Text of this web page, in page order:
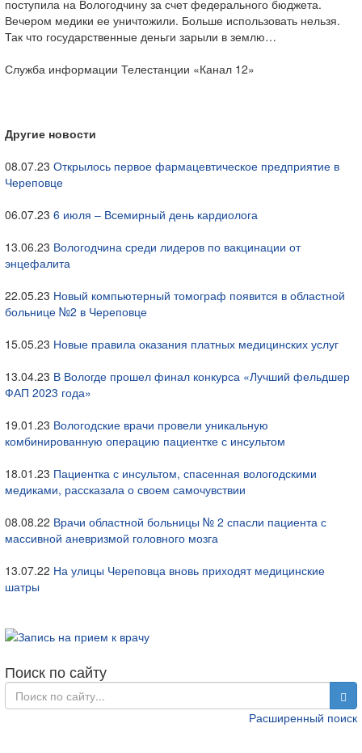
поступила на Вологодчину за счет федерального бюджета.
Вечером медики ее уничтожили. Больше использовать нельзя.
Так что государственные деньги зарыли в землю…
Служба информации Телестанции «Канал 12»
Другие новости
08.07.23 Открылось первое фармацевтическое предприятие в
Череповце
06.07.23 6 июля – Всемирный день кардиолога
13.06.23 Вологодчина среди лидеров по вакцинации от
энцефалита
22.05.23 Новый компьютерный томограф появится в областной
больнице №2 в Череповце
15.05.23 Новые правила оказания платных медицинских услуг
13.04.23 В Вологде прошел финал конкурса «Лучший фельдшер
ФАП 2023 года»
19.01.23 Вологодские врачи провели уникальную
комбинированную операцию пациентке с инсультом
18.01.23 Пациентка с инсультом, спасенная вологодскими
медиками, рассказала о своем самочувствии
08.08.22 Врачи областной больницы № 2 спасли пациента с
массивной аневризмой головного мозга
13.07.22 На улицы Череповца вновь приходят медицинские
шатры
Поиск по сайту
Расширенный поиск